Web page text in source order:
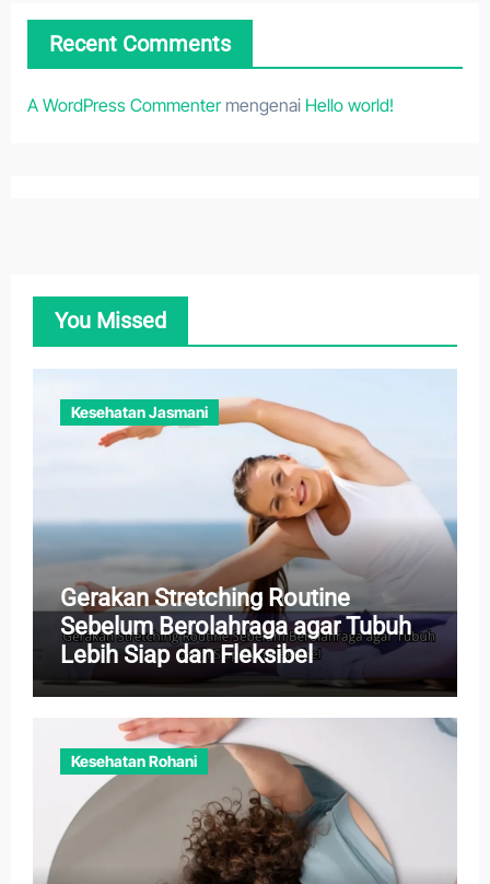
Recent Comments
A WordPress Commentermengenai Hello world!
You Missed
Kesehatan Jasmani
Gerakan Stretching Routine
Sebelum Berolahraga agar Tubuh
Lebih Siap dan Fleksibel
Kesehatan Rohani